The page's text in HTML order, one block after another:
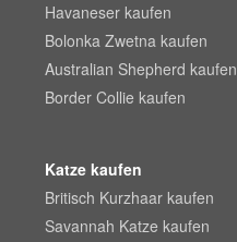
Havaneser kaufen
Bolonka Zwetna kaufen
Australian Shepherd kaufen
Border Collie kaufen
Katze kaufen
Britisch Kurzhaar kaufen
Savannah Katze kaufen